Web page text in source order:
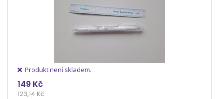
Produkt není skladem.
149 Kč
123,14 Kč